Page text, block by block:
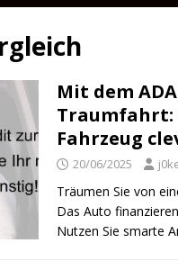
Mit dem
Traumfahrt:
Fahrzeug
20/06/2025
Träumen Sie von
Das Auto
Nutzen Sie smarte